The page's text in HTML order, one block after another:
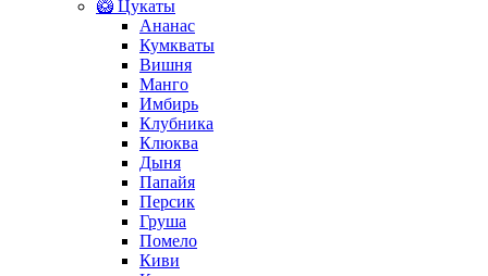
🥝 Цукаты
Ананас
Кумкваты
Вишня
Манго
Имбирь
Клубника
Клюква
Дыня
Папайя
Персик
Груша
Помело
Киви